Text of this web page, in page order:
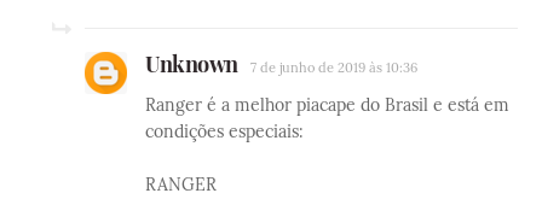
Unknown 7 de junho de 2019 às 10:36
Ranger é a melhor piacape do Brasil e está em
condições especiais:
RANGER